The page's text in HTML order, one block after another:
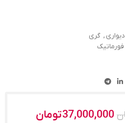
, گری
37,000,000تومان